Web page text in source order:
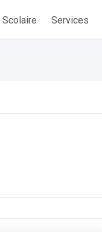
Scolaire Services